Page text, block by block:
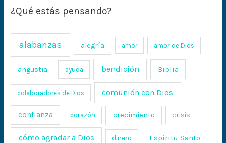
¿Qué estás pensando?
alabanzas alegría amor amor de Dios
angustia ayuda bendición Biblia
colaboradores de Dios comunión con Dios
confianza corazón crecimiento crisis
cómo agradar a Dios dinero Espíritu Santo